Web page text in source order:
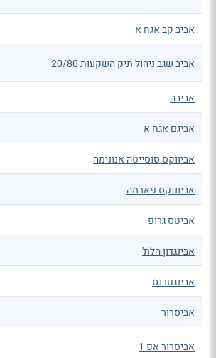
אביב קב אגח א
אביב שגב ניהול תיק השקעות 20/80
אביבה
אביגם אגח א
אביווקס סוסייטה אנונימה
אביוניקס פארמה
אביטס גרופ
אבינגדון הלת'
אבינגטרנס
אביסרור
אביסרור אפ 1